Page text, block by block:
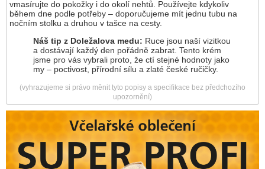
vmasírujte do pokožky i do okolí nehtů. Používejte kdykoliv
během dne podle potřeby – doporučujeme mít jednu tubu na
nočním stolku a druhou v tašce na cesty.
Náš tip z Doležalova medu: Ruce jsou naší vizitkou
a dostávají každý den pořádně zabrat. Tento krém
jsme pro vás vybrali proto, že ctí stejné hodnoty jako
my – poctivost, přírodní sílu a zlaté české ručičky.
(vyhrazujeme si právo měnit tyto popisy a specifikace bez předchozího
upozornění)